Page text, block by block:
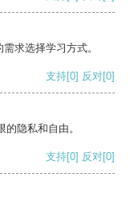
求选择学习方式。
支持[0] 反对[0]
隐私和自由。
支持[0] 反对[0]